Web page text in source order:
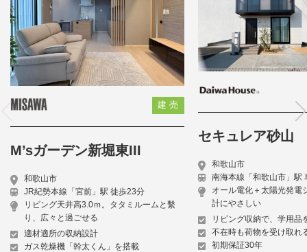
建 売
M’sガーデン新堀東III
和歌山市
JR紀勢本線「宮前」駅 徒歩23分
リビング天井高3.0ｍ。タタミルームと繫
り、広々と過ごせる
適材適所の収納設計
ガス乾燥機「幹太くん」を搭載
セキュレア砂山
和歌山市
南海本線「和歌山市」駅
オール電化＋太陽光発電
計にやさしい
リビング収納で、学用品
不在時も荷物を受け取れ
初期保証30年